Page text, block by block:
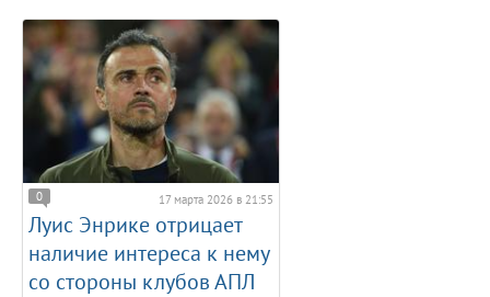
0 17 марта 2026 в 21:55
Луис Энрике отрицает
наличие интереса к нему
со стороны клубов АПЛ